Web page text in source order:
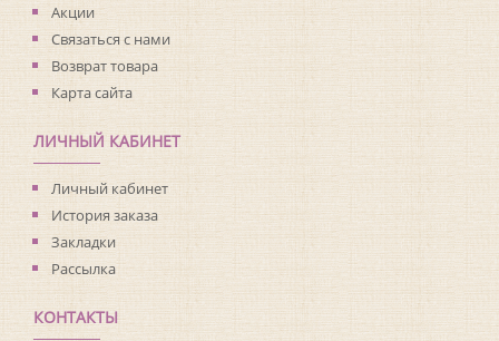
Акции
Связаться с нами
Возврат товара
Карта сайта
ЛИЧНЫЙ КАБИНЕТ
Личный кабинет
История заказа
Закладки
Рассылка
КОНТАКТЫ